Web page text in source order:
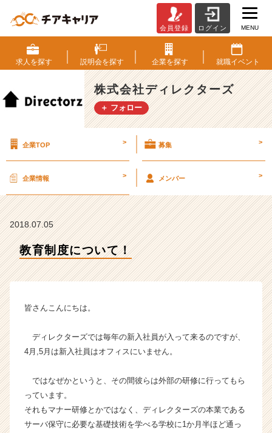
育
制
度
に
つ
い
会
ィ
ー
ズ
イ
ン】
ャ
ー・
会員登録 ログイン MENU
求人を探す 説明会を探す 企業を探す 就職イベント
株式会社ディレクターズ
＋ フォロー
企業TOP > 募集 >
企業情報 > メンバー >
2018.07.05
教育制度について！
皆さんこんにちは。
ディレクターズでは毎年の新入社員が入って来るのですが、
4月,5月は新入社員はオフィスにいません。
ではなぜかというと、その間彼らは外部の研修に行ってもら
っています。
それもマナー研修とかではなく、ディレクターズの本業である
サーバ保守に必要な基礎技術を学べる学校に1か月半ほど通っ